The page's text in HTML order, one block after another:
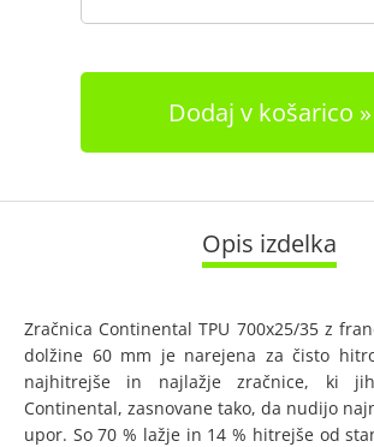
Dodaj v košarico
Opis izdelka
Zračnica Continental TPU 700x25/35 z
dolžine 60 mm je narejena za čisto
najhitrejše in najlažje zračnice, ki
Continental, zasnovane tako, da nudijo
upor. So 70 % lažje in 14 % hitrejše od